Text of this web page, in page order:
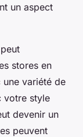
un aspect
peut
stores en
une variété de
votre style
devenir un
peuvent